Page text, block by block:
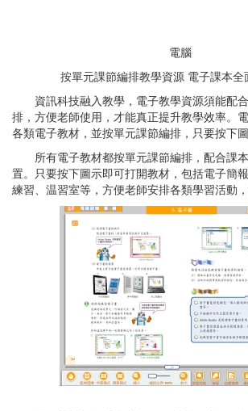
電腦
按單元課節編排教學資源 電子課本全
資訊科技融入教學，電子教學資源須能配
排，方便老師使用，才能真正提升教學效率。
各類電子教材，並按單元課節編排，只要按下
所有電子教材都按單元課節編排，配合課本
置。只要按下圖示即可打開教材，包括電子簡
練習、温習室等，方便老師安排各類學習活動，